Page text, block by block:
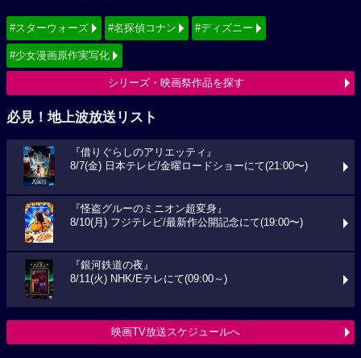
#スターウォーズ #名探偵コナン #ディズニー
#少女漫画原作実写化
シリーズ・映画祭作品を探す
必見！地上波放送リスト
『借りぐらしのアリエッティ』
8/7(金) 日本テレビ/金曜ロードショーにて(21:00〜)
『怪盗グルーのミニオン超変身』
8/10(月) フジテレビ/最新作公開記念にて(19:00〜)
『銀河鉄道の夜』
8/11(火) NHK/Eテレにて(09:00～)
映画TV放送スケジュールへ